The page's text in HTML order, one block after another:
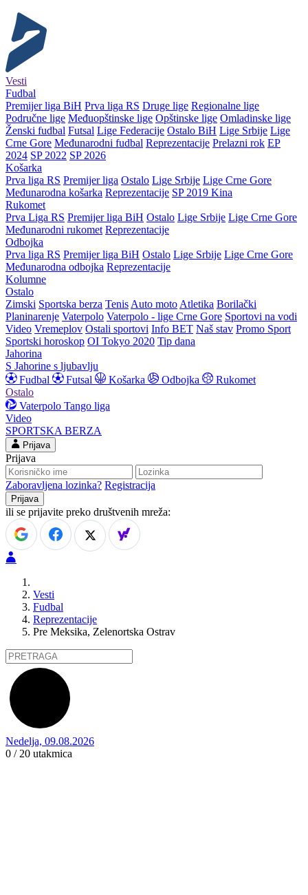
Vesti
Fudbal
Premijer liga BiH Prva liga RS Druge lige Regionalne lige
Područne lige Međuopštinske lige Opštinske lige Omladinske lige
Ženski fudbal Futsal Lige Federacije Ostalo BiH Lige Srbije Lige
Crne Gore Međunarodni fudbal Reprezentacije Prelazni rok EP
2024 SP 2022 SP 2026
Košarka
Prva liga RS Premijer liga Ostalo Lige Srbije Lige Crne Gore
Međunarodna košarka Reprezentacije SP 2019 Kina
Rukomet
Prva Liga RS Premijer liga BiH Ostalo Lige Srbije Lige Crne Gore
Međunarodni rukomet Reprezentacije
Odbojka
Prva liga RS Premijer liga BiH Ostalo Lige Srbije Lige Crne Gore
Međunarodna odbojka Reprezentacije
Kolumne
Ostalo
Zimski Sportska berza Tenis Auto moto Atletika Borilački
Planinarenje Vaterpolo Vaterpolo - lige Crne Gore Sportovi na vodi
Video Vremeplov Ostali sportovi Info BET Naš stav Promo Sport
Sportski horoskop OI Tokyo 2020 Tip dana
Jahorina
S Jahorine s ljubavlju
Fudbal
Futsal Košarka Odbojka
Rukomet
Ostalo
Vaterpolo Tango liga
Video
SPORTSKA BERZA
Prijava
Prijava
Zaboravljena lozinka? Registracija
ili se prijavite preko društvenih mreža:
Vesti
Fudbal
Reprezentacije
Pre Meksika, Zelenortska Ostrav
Nedelja, 09.08.2026
0 / 20 utakmica